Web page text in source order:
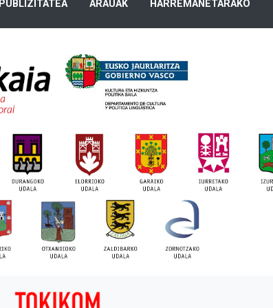
PUBLIZITATEA ARAUAK HARREMANETARAKO